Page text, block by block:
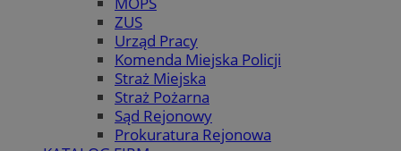
ZUS
Urząd Pracy
Komenda Miejska Policji
Straż Miejska
Straż Pożarna
Sąd Rejonowy
Prokuratura Rejonowa